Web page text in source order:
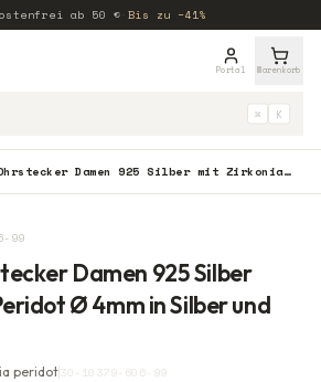
ab 50 € Bis zu −41%
Portal Warenkorb
⌘ K
Schmidt Ohrstecker Damen 925 Silber mit Zirkonia Peridot Ø 4mm in Silber und Grün
99
Damen 925 Silber
Ø 4mm in Silber und
peridot30-10379-606-99